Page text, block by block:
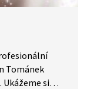
Tománek
si